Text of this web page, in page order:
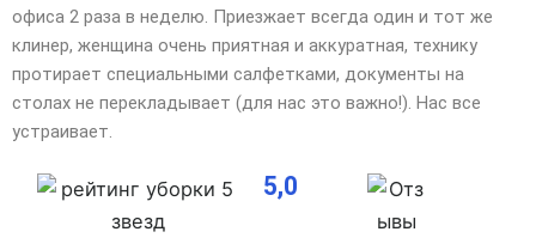
офиса 2 раза в неделю. Приезжает всегда один и тот же
клинер, женщина очень приятная и аккуратная, технику
протирает специальными салфетками, документы на
столах не перекладывает (для нас это важно!). Нас все
устраивает.
5,0